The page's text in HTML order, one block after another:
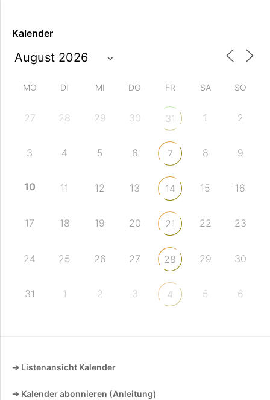
Kalender
MO DI MI DO FR SA SO
27 28 29 30 31 1 2
3 4 5 6 7 8 9
10 11 12 13 14 15 16
17 18 19 20 21 22 23
24 25 26 27 28 29 30
31 1 2 3 4 5 6
➔ Listenansicht Kalender
➔ Kalender abonnieren (Anleitung)